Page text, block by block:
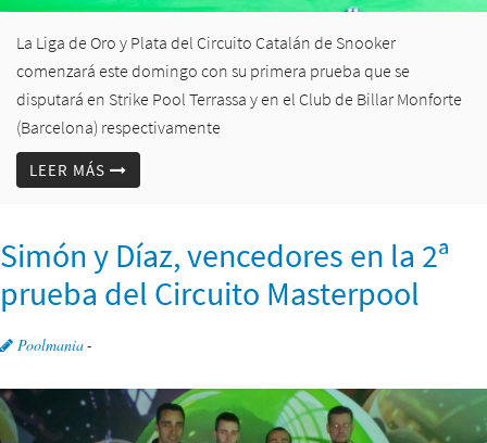
La Liga de Oro y Plata del Circuito Catalán de Snooker
comenzará este domingo con su primera prueba que se
disputará en Strike Pool Terrassa y en el Club de Billar Monforte
(Barcelona) respectivamente
LEER MÁS
Simón y Díaz, vencedores en la 2ª
prueba del Circuito Masterpool
Poolmania-